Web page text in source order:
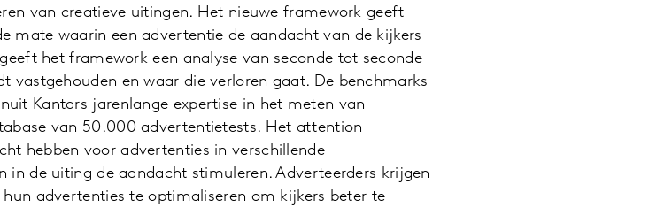
van creatieve uitingen. Het nieuwe framework geeft
mate waarin een advertentie de aandacht van de kijkers
het framework een analyse van seconde tot seconde
vastgehouden en waar die verloren gaat. De benchmarks
Kantars jarenlange expertise in het meten van
van 50.000 advertentietests. Het attention
hebben voor advertenties in verschillende
in de uiting de aandacht stimuleren. Adverteerders krijgen
advertenties te optimaliseren om kijkers beter te